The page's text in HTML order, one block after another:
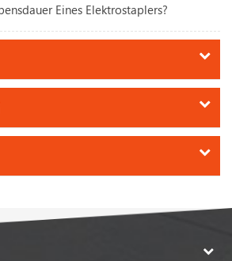
Eines Elektrostaplers?